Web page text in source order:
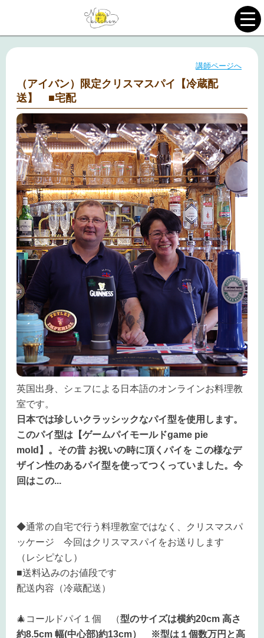
講師ページへ
（アイバン）限定クリスマスパイ【冷蔵配
送】 ■宅配
英国出身、シェフによる日本語のオンラインお料理教
室です。
日本では珍しいクラッシックなパイ型を使用します。
このパイ型は【ゲームパイモールドgame pie
mold】。その昔 お祝いの時に頂くパイを この様なデ
ザイン性のあるパイ型を使ってつくっていました。今
回はこの...
◆通常の自宅で行う料理教室ではなく、クリスマスパ
ッケージ 今回はクリスマスパイをお送りします
（レシピなし）
■送料込みのお値段です
配送内容（冷蔵配送）
🎄コールドパイ１個 （型のサイズは横約20cm 高さ
約8.5cm 幅(中心部)約13cm） ※型は１個数万円と高